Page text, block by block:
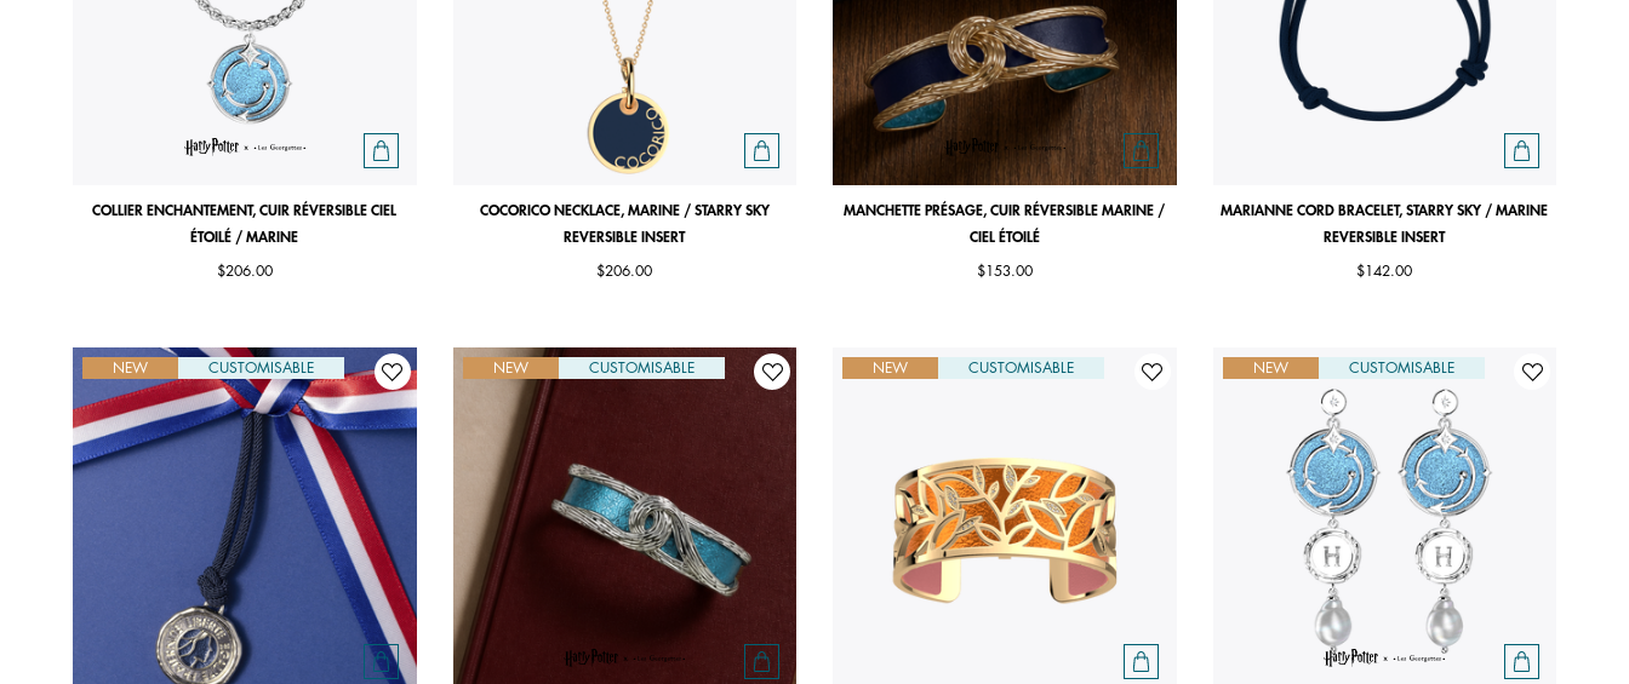
COLLIER ENCHANTEMENT, CUIR RÉVERSIBLE CIEL
ÉTOILÉ / MARINE
$206.00
COCORICO NECKLACE, MARINE / STARRY SKY
REVERSIBLE INSERT
$206.00
MANCHETTE PRÉSAGE, CUIR RÉVERSIBLE MARINE /
CIEL ÉTOILÉ
$153.00
MARIANNE CORD BRACELET, STARRY SKY / MARINE
REVERSIBLE INSERT
$142.00
NEW CUSTOMISABLE NEW CUSTOMISABLE NEW CUSTOMISABLE NEW CUSTOMISABLE